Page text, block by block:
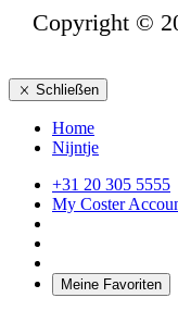
Copyright ©
Schließen
Home
Nijntje
+31 20 305 5555
My Coster
Meine Favoriten